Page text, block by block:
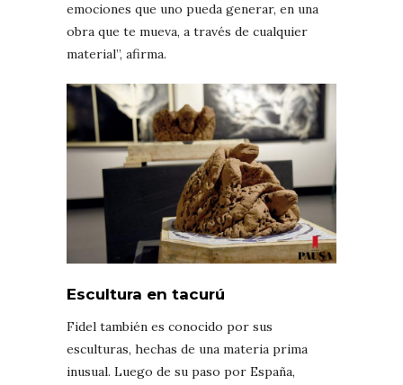
emociones que uno pueda generar, en una
obra que te mueva, a través de cualquier
material”, afirma.
Escultura en tacurú
Fidel también es conocido por sus
esculturas, hechas de una materia prima
inusual. Luego de su paso por España,